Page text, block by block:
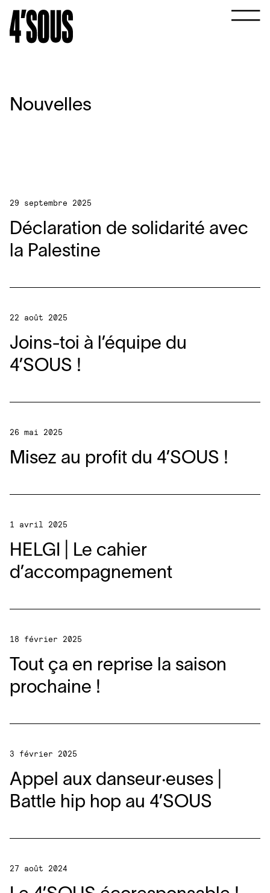
Nouvelles
29 septembre 2025
Déclaration de solidarité avec
la Palestine
22 août 2025
Joins-toi à l’équipe du
4’SOUS !
26 mai 2025
Misez au profit du 4’SOUS !
1 avril 2025
HELGI
| Le cahier
d’accompagnement
18 février 2025
Tout ça en reprise la saison
prochaine !
3 février 2025
Appel aux danseur·euses |
Battle hip hop au 4’SOUS
27 août 2024